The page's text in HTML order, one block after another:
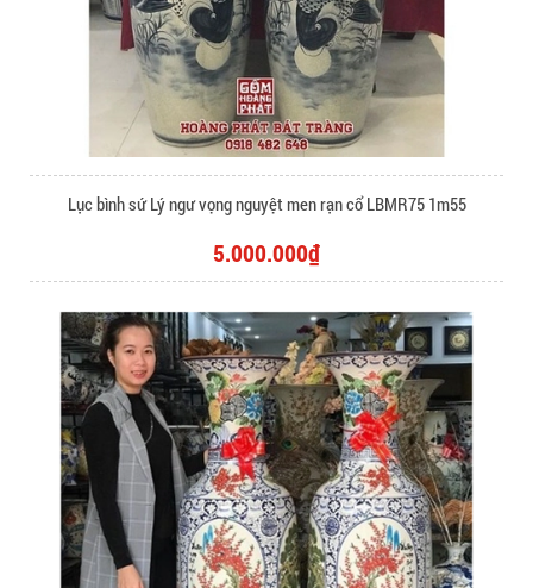
Lục bình sứ Lý ngư vọng nguyệt men rạn cổ LBMR75 1m55
5.000.000₫